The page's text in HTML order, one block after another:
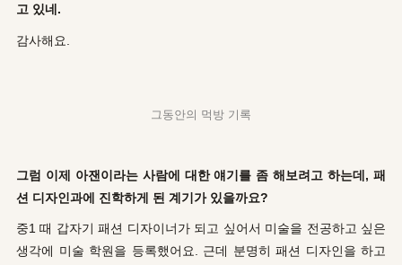
고 있네.
감사해요.
그동안의 먹방 기록
그럼 이제 아잰이라는 사람에 대한 얘기를 좀 해보려고 하는데, 패
션 디자인과에 진학하게 된 계기가 있을까요?
중1 때 갑자기 패션 디자이너가 되고 싶어서 미술을 전공하고 싶은
생각에 미술 학원을 등록했어요. 근데 분명히 패션 디자인을 하고